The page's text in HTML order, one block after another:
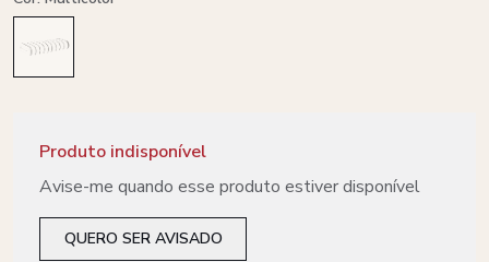
Produto indisponível
Avise-me quando esse produto estiver disponível
QUERO SER AVISADO